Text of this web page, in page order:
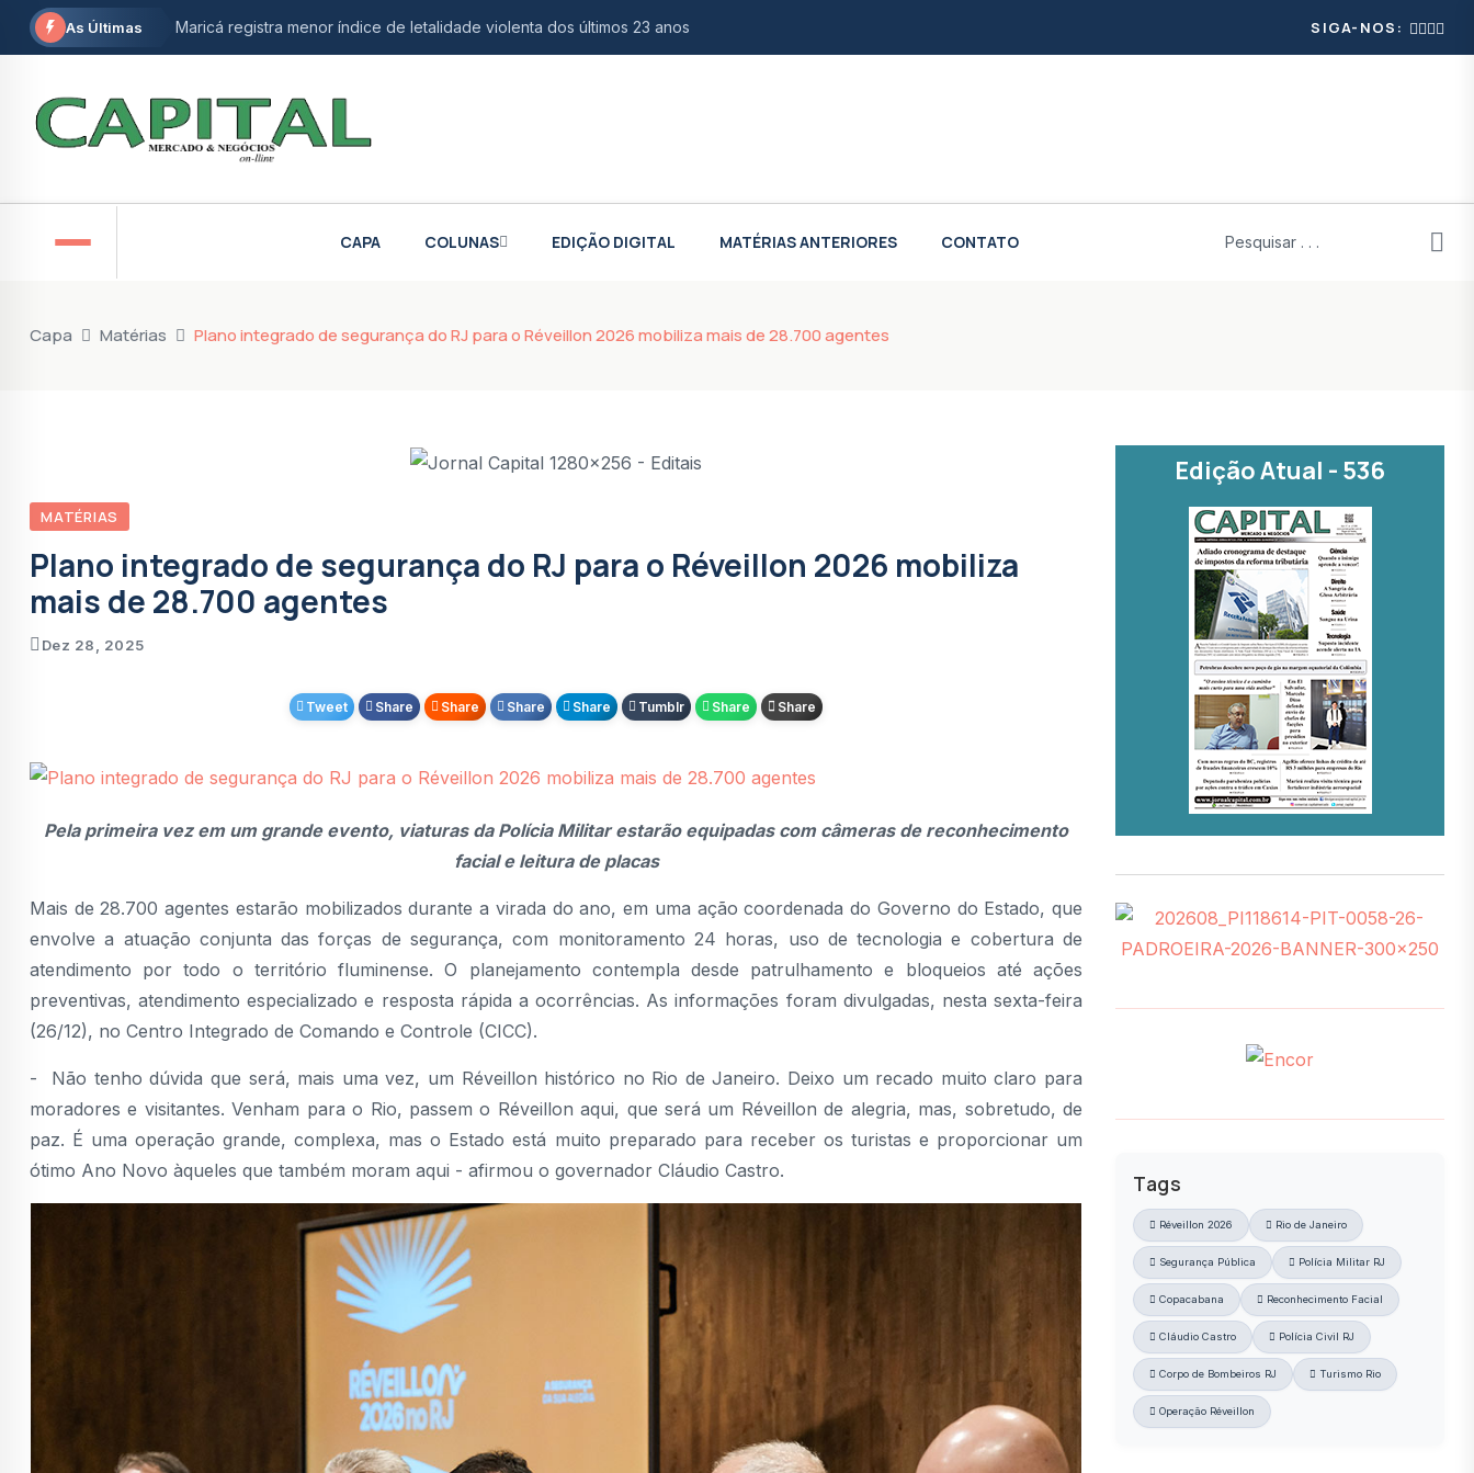
As Últimas Maricá registra menor índice de letalidade violenta dos últimos 23 anos
Vereadora de Niterói e ativista do autismo é confirmada como vice na chapa de Douglas Ruas
Maricá abre inscrições gratuitas para oficina de audiovisual na Casa da Juventude
STF derruba restrição e garante isenção fiscal na compra de veículos para PCD e autistas
Petrobras anuncia nova descoberta de gás em águas profundas na Colômbia
Aumento de etanol na gasolina divide opiniões sobre impacto em carros
Em El Salvador, Marcelo Dino defende envio de chefes de facções brasileiras para presídios no exterior
tecnologia
Reforma tributária: Receita Federal e CGIBS adiam prazos para destaque de IBS e CBS em notas fiscais
CNJ aplica punição e afasta ex-juíza da Lava Jato Gabriela Hardt por dois anos
SIGA-NOS:
CAPA COLUNAS EDIÇÃO DIGITAL MATÉRIAS ANTERIORES CONTATO
Capa Matérias Plano integrado de segurança do RJ para o Réveillon 2026 mobiliza mais de 28.700 agentes
MATÉRIAS
Plano integrado de segurança do RJ para o Réveillon 2026 mobiliza
mais de 28.700 agentes
Dez 28, 2025
Tweet Share Share Share Share Tumblr Share Share
Pela primeira vez em um grande evento, viaturas da Polícia Militar estarão equipadas com câmeras de reconhecimento
facial e leitura de placas
Mais de 28.700 agentes estarão mobilizados durante a virada do ano, em uma ação coordenada do Governo do Estado, que
envolve a atuação conjunta das forças de segurança, com monitoramento 24 horas, uso de tecnologia e cobertura de
atendimento por todo o território fluminense. O planejamento contempla desde patrulhamento e bloqueios até ações
preventivas, atendimento especializado e resposta rápida a ocorrências. As informações foram divulgadas, nesta sexta-feira
(26/12), no Centro Integrado de Comando e Controle (CICC).
- Não tenho dúvida que será, mais uma vez, um Réveillon histórico no Rio de Janeiro. Deixo um recado muito claro para
moradores e visitantes. Venham para o Rio, passem o Réveillon aqui, que será um Réveillon de alegria, mas, sobretudo, de
paz. É uma operação grande, complexa, mas o Estado está muito preparado para receber os turistas e proporcionar um
ótimo Ano Novo àqueles que também moram aqui - afirmou o governador Cláudio Castro.
Edição Atual - 536
Tags
Réveillon 2026 Rio de Janeiro
Segurança Pública Polícia Militar RJ
Copacabana Reconhecimento Facial
Cláudio Castro Polícia Civil RJ
Corpo de Bombeiros RJ Turismo Rio
Operação Réveillon